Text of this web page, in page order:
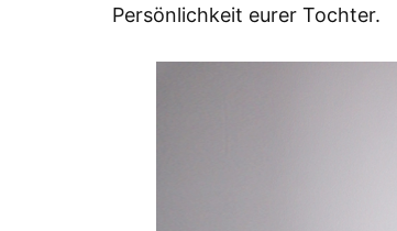
Persönlichkeit eurer Tochter.